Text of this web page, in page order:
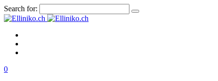
Search for:
0